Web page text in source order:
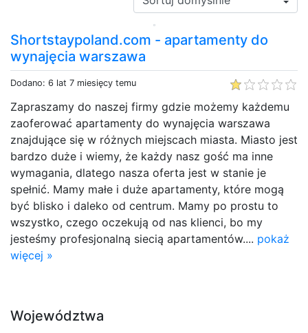
Shortstaypoland.com - apartamenty do
wynajęcia warszawa
Dodano: 6 lat 7 miesięcy temu
Zapraszamy do naszej firmy gdzie możemy każdemu
zaoferować apartamenty do wynajęcia warszawa
znajdujące się w różnych miejscach miasta. Miasto jest
bardzo duże i wiemy, że każdy nasz gość ma inne
wymagania, dlatego nasza oferta jest w stanie je
spełnić. Mamy małe i duże apartamenty, które mogą
być blisko i daleko od centrum. Mamy po prostu to
wszystko, czego oczekują od nas klienci, bo my
jesteśmy profesjonalną siecią apartamentów.... pokaż
więcej »
Województwa